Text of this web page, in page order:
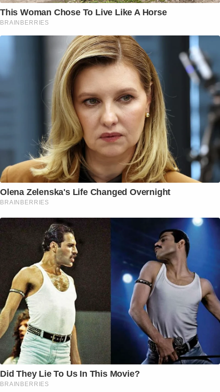
This Woman Chose To Live Like A Horse
BRAINBERRIES
Olena Zelenska's Life Changed Overnight
BRAINBERRIES
Did They Lie To Us In This Movie?
BRAINBERRIES